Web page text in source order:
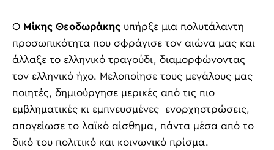
Ο Μίκης Θεοδωράκης υπήρξε μια πολυτάλαντη
προσωπικότητα που σφράγισε τον αιώνα μας και
άλλαξε το ελληνικό τραγούδι, διαμορφώνοντας
τον ελληνικό ήχο. Μελοποίησε τους μεγάλους μας
ποιητές, δημιούργησε μερικές από τις πιο
εμβληματικές κι εμπνευσμένες ενορχηστρώσεις,
απογείωσε το λαϊκό αίσθημα, πάντα μέσα από το
δικό του πολιτικό και κοινωνικό πρίσμα.